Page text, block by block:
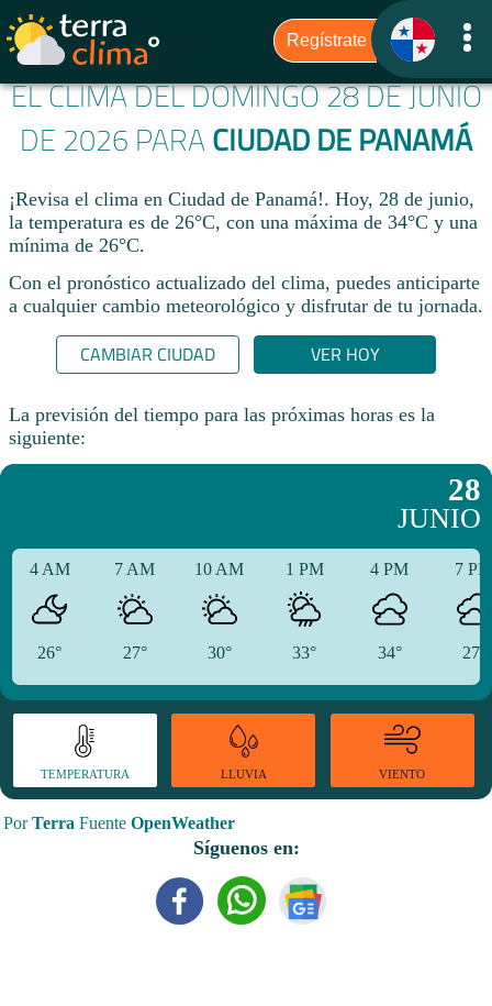
EL CLIMA DEL DOMINGO 28 DE JUNIO
DE 2026 PARA CIUDAD DE PANAMÁ
¡Revisa el clima en Ciudad de Panamá!. Hoy, 28 de junio,
la temperatura es de 26°C, con una máxima de 34°C y una
mínima de 26°C.​
Con el pronóstico actualizado del clima, puedes anticiparte
a cualquier cambio meteorológico y disfrutar de tu jornada.​
CAMBIAR CIUDAD VER HOY
La previsión del tiempo para las próximas horas es la
siguiente:
28
JUNIO
4 AM
26°
7 AM
27°
10 AM
30°
1 PM
33°
4 PM
34°
7
27°
TEMPERATURA LLUVIA VIENTO
PorTerra Fuente OpenWeather
Síguenos en: